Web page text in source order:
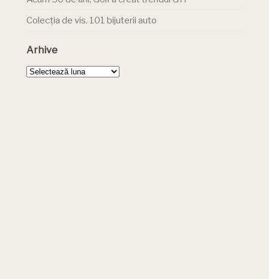
Colecția de vis. 101 bijuterii auto
Arhive
Arhive